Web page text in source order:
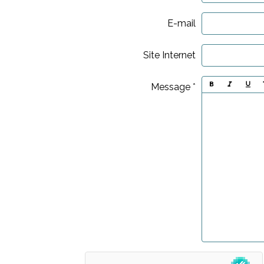
E-mail
Site Internet
Message